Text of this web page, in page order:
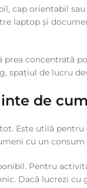
cap orientabil
laptop și
concentrată
spațiul de lucru
de
Este utilă
cu un
Pentru
Dacă lucrezi